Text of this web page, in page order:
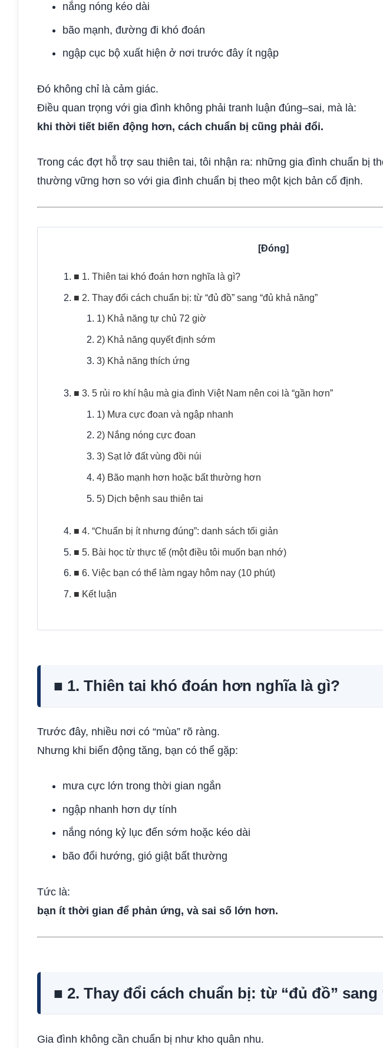
nắng nóng kéo dài
bão mạnh, đường đi khó đoán
ngập cục bộ xuất hiện ở nơi trước đây ít ngập
Đó không chỉ là cảm giác.
Điều quan trọng với gia đình không phải tranh luận đúng–sai, mà là:
khi thời tiết biến động hơn, cách chuẩn bị cũng phải đổi.
Trong các đợt hỗ trợ sau thiên tai, tôi nhận ra: những gia đình chuẩn bị
thường vững hơn so với gia đình chuẩn bị theo một kịch bản cố định.
■ 1. Thiên tai khó đoán hơn nghĩa là gì?
■ 2. Thay đổi cách chuẩn bị: từ “đủ đồ” sang “đủ khả năng”
1) Khả năng tự chủ 72 giờ
2) Khả năng quyết định sớm
3) Khả năng thích ứng
■ 3. 5 rủi ro khí hậu mà gia đình Việt Nam nên coi là “gần hơn”
1) Mưa cực đoan và ngập nhanh
2) Nắng nóng cực đoan
3) Sạt lở đất vùng đồi núi
4) Bão mạnh hơn hoặc bất thường hơn
5) Dịch bệnh sau thiên tai
■ 4. “Chuẩn bị ít nhưng đúng”: danh sách tối giản
■ 5. Bài học từ thực tế (một điều tôi muốn bạn nhớ)
■ 6. Việc bạn có thể làm ngay hôm nay (10 phút)
■ Kết luận
■ 1. Thiên tai khó đoán hơn nghĩa là gì?
Trước đây, nhiều nơi có “mùa” rõ ràng.
Nhưng khi biến động tăng, bạn có thể gặp:
mưa cực lớn trong thời gian ngắn
ngập nhanh hơn dự tính
nắng nóng kỷ lục đến sớm hoặc kéo dài
bão đổi hướng, gió giật bất thường
Tức là:
bạn ít thời gian để phản ứng, và sai số lớn hơn.
■ 2. Thay đổi cách chuẩn bị: từ “đủ đồ” sang
Gia đình không cần chuẩn bị như kho quân nhu.